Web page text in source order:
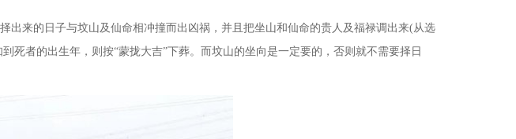
来的日子与坟山及仙命相冲撞而出凶祸，并且把坐山和仙命的贵人及福禄调出来(从选
者的出生年，则按“蒙拢大吉”下葬。而坟山的坐向是一定要的，否则就不需要择日